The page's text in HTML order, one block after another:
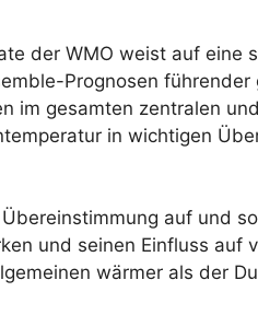
der WMO weist auf
Prognosen
im gesamten zentralen
in wichtigen
auf und
und seinen Einfluss auf
wärmer als der